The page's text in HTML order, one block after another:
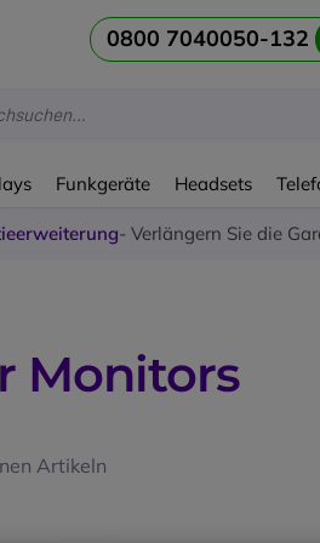
0800 7040050-132
Funkgeräte Headsets
- Verlängern Sie die
Monitors
Artikeln